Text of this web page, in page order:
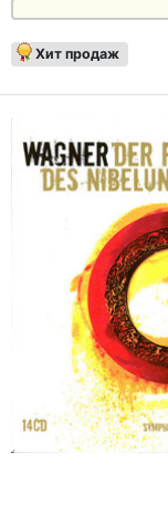
Хит продаж